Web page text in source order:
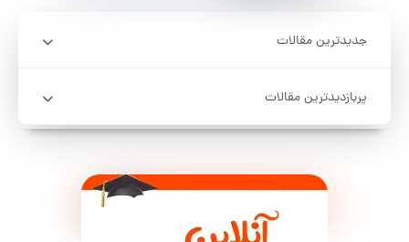
جدیدترین مقالات
پربازدیدترین مقالات